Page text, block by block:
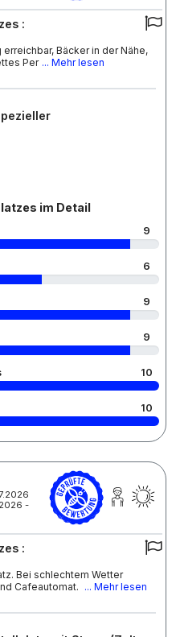
:
Bäcker in der Nähe,
Per ... Mehr lesen
im Detail
9
6
9
9
10
10
-
:
Bei schlechtem Wetter
Cafeautomat. ... Mehr lesen